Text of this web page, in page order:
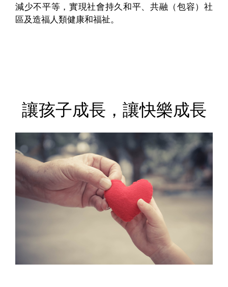
減少不平等，實現社會持久和平、共融（包容）社
區及造福人類健康和福祉。
讓孩子成長，讓快樂成長